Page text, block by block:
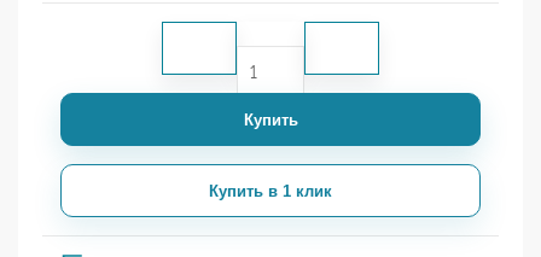
Купить
Купить в 1 клик